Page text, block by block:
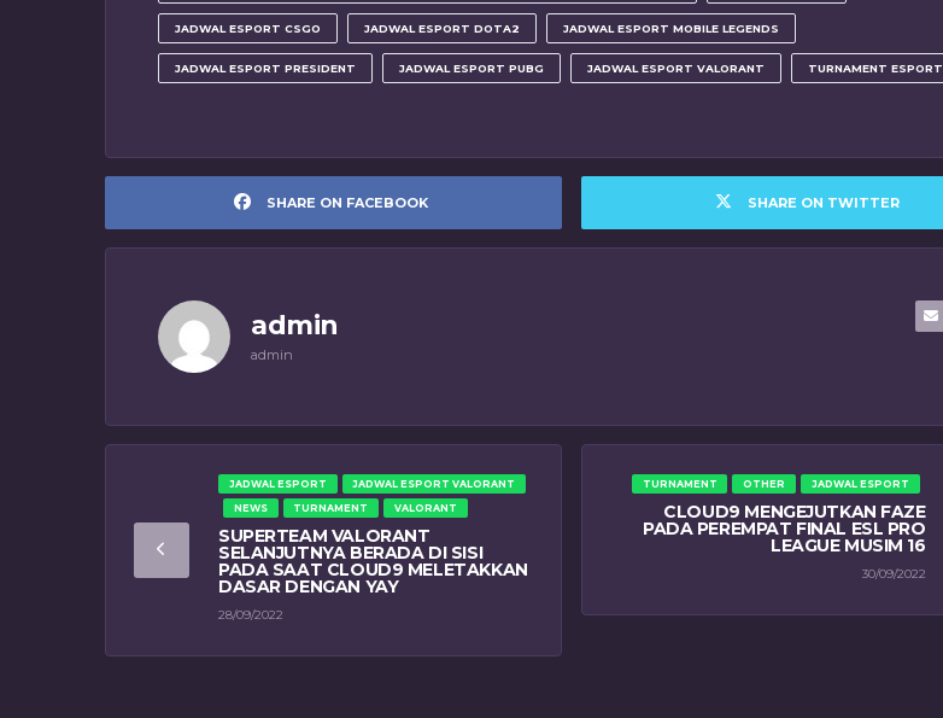
JADWAL ESPORT CSGO JADWAL ESPORT DOTA2 JADWAL ESPORT MOBILE LEGENDS
JADWAL ESPORT PRESIDENT JADWAL ESPORT PUBG JADWAL ESPORT VALORANT TURNAMENT ESPORT
SHARE ON FACEBOOK SHARE ON TWITTER
admin
admin
JADWAL ESPORT
JADWAL ESPORT VALORANT
NEWS
TURNAMENT VALORANT
SUPERTEAM VALORANT
SELANJUTNYA BERADA DI SISI
PADA SAAT CLOUD9 MELETAKKAN
DASAR DENGAN YAY
28/09/2022
JADWAL ESPORT
OTHER
TURNAMENT
CLOUD9 MENGEJUTKAN FAZE
PADA PEREMPAT FINAL ESL PRO
LEAGUE MUSIM 16
30/09/2022